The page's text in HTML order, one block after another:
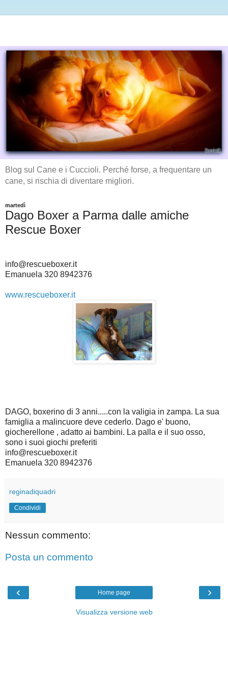
Blog sul Cane e i Cuccioli. Perché forse, a frequentare un
cane, si rischia di diventare migliori.
martedì
Dago Boxer a Parma dalle amiche
Rescue Boxer
info@rescueboxer.it
Emanuela 320 8942376
www.rescueboxer.it
DAGO, boxerino di 3 anni.....con la valigia in zampa. La sua
famiglia a malincuore deve cederlo. Dago e' buono,
giocherellone , adatto ai bambini. La palla e il suo osso,
sono i suoi giochi preferiti
info@rescueboxer.it
Emanuela 320 8942376
reginadiquadri
Condividi
Nessun commento:
Posta un commento
‹ ›
Home page
Visualizza versione web